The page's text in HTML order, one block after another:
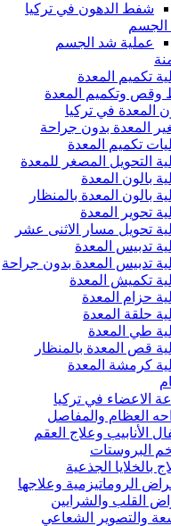
شفط الدهون في تركيا
عملية شد الجسم
تكميم المعدة
وقص وتكميم المعدة
المعدة في تركيا
المعدة بدون جراحة
تكميم المعدة
التحويل المصغر للمعدة
بالون المعدة
بالون المعدة بالمنظار
تحوير المعدة
تحويل مسار الاثنى عشر
تدبيس المعدة
تدبيس المعدة بدون جراحة
تكميش المعدة
حزام المعدة
حلقة المعدة
طي المعدة
قص المعدة بالمنظار
كرمشة المعدة
الاعضاء في تركيا
العظام والمفاصل
الأنابيب وعلاج العقم
البروستات
بالخلايا الجذعية
الروماتيزمية وعلاجها
القلب والشرايين
والتصوير الشعاعي